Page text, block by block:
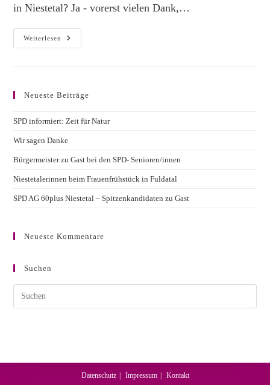
in Niestetal? Ja - vorerst vielen Dank,…
Weiterlesen
GLASFASER
FÜR
Im
DER
Neueste Beiträge
SPD informiert: Zeit für Natur
Wir sagen Danke
Bürgermeister zu Gast bei den SPD- Senioren/innen
Niestetalerinnen beim Frauenfrühstück in Fuldatal
SPD AG 60plus Niestetal – Spitzenkandidaten zu Gast
Neueste Kommentare
Suchen
Datenschutz Impressum Kontakt